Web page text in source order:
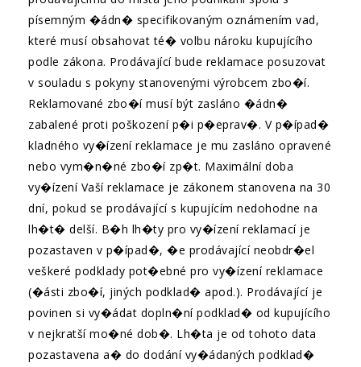
písemným �ádn� specifikovaným oznámením vad,
které musí obsahovat té� volbu nároku kupujícího
podle zákona. Prodávající bude reklamace posuzovat
v souladu s pokyny stanovenými výrobcem zbo�í.
Reklamované zbo�í musí být zasláno �ádn�
zabalené proti poškození p�i p�eprav�. V p�ípad�
kladného vy�ízení reklamace je mu zasláno opravené
nebo vym�n�né zbo�í zp�t. Maximální doba
vy�ízení Vaší reklamace je zákonem stanovena na 30
dní, pokud se prodávající s kupujícím nedohodne na
lh�t� delší. B�h lh�ty pro vy�ízení reklamací je
pozastaven v p�ípad�, �e prodávající neobdr�el
veškeré podklady pot�ebné pro vy�ízení reklamace
(�ásti zbo�í, jiných podklad� apod.). Prodávající je
povinen si vy�ádat dopln�ní podklad� od kupujícího
v nejkratší mo�né dob�. Lh�ta je od tohoto data
pozastavena a� do dodání vy�ádaných podklad�